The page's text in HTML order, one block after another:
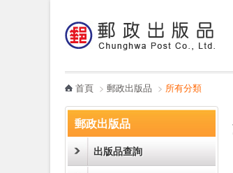
哪裡買
首頁 > 郵政出版品 > 所有分類
郵政出版品
出版品查詢